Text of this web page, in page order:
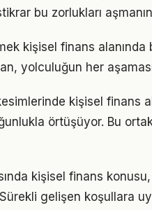
bu zorlukları
kişisel finans alanında
yolculuğun her
kişisel finans
örtüşüyor. Bu
kişisel finans
gelişen koşullara